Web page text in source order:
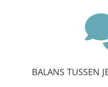
BALANS TUSSEN